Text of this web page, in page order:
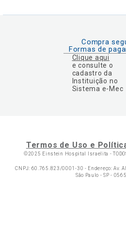
Compra
Formas de
Clique aqui
e consulte o
cadastro da
Instituição no
Sistema e-Mec
Termos de Uso e
©2025 Einstein Hospital Israelita -
CNPJ: 60.765.823/0001-30 - Endereço: Av.
São Paulo - SP -